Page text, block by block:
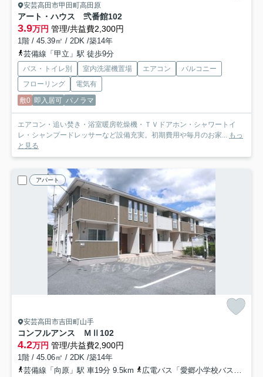
安芸高田市甲田町高田原
アート・ハウス 弐番館102
3.9万円 管理/共益費2,300円
1階 / 45.39㎡ / 2DK /築14年
芸備線「甲立」駅 徒歩9分
バス・トイレ別 室内洗濯機置場 エアコン
バルコニー
フローリング
電気有
敷0 即入居可 パノラマ
エアコン・追い焚き・浴室暖房乾燥機・ＴＶドアホン・シャワートイ
レ・シャンプードレッサーなど設備充実。初期費用や毎月のお家...
もっ
と見る
アパート
安芸高田市吉田町山手
コンフルアンス ＭⅡ 102
4.2万円 管理/共益費2,900円
1階 / 45.06㎡ / 2DK /築14年
芸備線「向原」駅 車19分 9.5km
広電バス「愛郷小学校バス停」バス停下車 徒歩3分